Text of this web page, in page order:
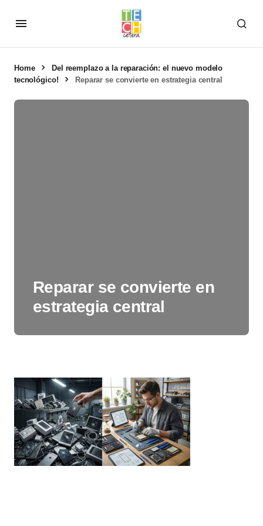
Home
Del reemplazo a la reparación: el nuevo modelo
tecnológico!
Reparar se convierte en estrategia central
Reparar se convierte en
estrategia central